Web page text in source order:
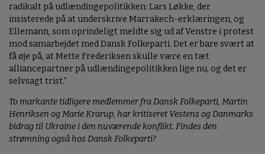
radikalt på udlændingepolitikken: Lars Løkke, der
insisterede på at underskrive Marrakech-erklæringen, og
Ellemann, som oprindeligt meldte sig ud af Venstre i protest
mod samarbejdet med Dansk Folkeparti. Det er bare svært at
få øje på, at Mette Frederiksen skulle være en tæt
alliancepartner på udlændingepolitikken lige nu, og det er
selvsagt trist.”
To markante tidligere medlemmer fra Dansk Folkeparti, Martin
Henriksen og Marie Krarup, har kritiseret Vestens og Danmarks
bidrag til Ukraine i den nuværende konflikt. Findes den
strømning også hos Dansk Folkeparti?